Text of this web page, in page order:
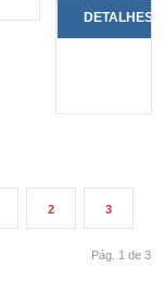
DETALHES
2 3
Pág. 1 de 3